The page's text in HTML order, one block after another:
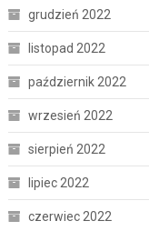
grudzień 2022
listopad 2022
październik 2022
wrzesień 2022
sierpień 2022
lipiec 2022
czerwiec 2022